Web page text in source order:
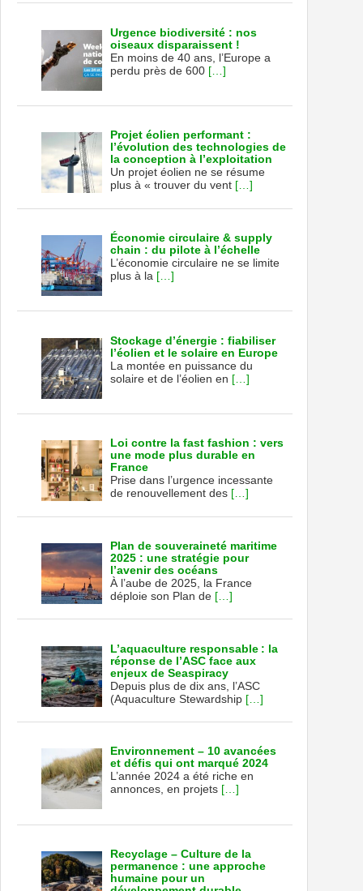
Urgence biodiversité : nos
oiseaux disparaissent !
En moins de 40 ans, l’Europe a
perdu près de 600 […]
Projet éolien performant :
l’évolution des technologies de
la conception à l’exploitation
Un projet éolien ne se résume
plus à « trouver du vent […]
Économie circulaire & supply
chain : du pilote à l’échelle
L’économie circulaire ne se limite
plus à la […]
Stockage d’énergie : fiabiliser
l’éolien et le solaire en Europe
La montée en puissance du
solaire et de l’éolien en […]
Loi contre la fast fashion : vers
une mode plus durable en
France
Prise dans l’urgence incessante
de renouvellement des […]
Plan de souveraineté maritime
2025 : une stratégie pour
l’avenir des océans
À l’aube de 2025, la France
déploie son Plan de […]
L’aquaculture responsable : la
réponse de l’ASC face aux
enjeux de Seaspiracy
Depuis plus de dix ans, l’ASC
(Aquaculture Stewardship […]
Environnement – 10 avancées
et défis qui ont marqué 2024
L’année 2024 a été riche en
annonces, en projets […]
Recyclage – Culture de la
permanence : une approche
humaine pour un